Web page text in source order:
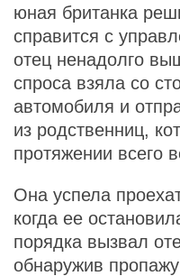
юная британка
справится с
отец ненадолго
спроса взяла со
автомобиля и
из родственниц,
протяжении всего
Она успела
когда ее
порядка вызвал
обнаружив